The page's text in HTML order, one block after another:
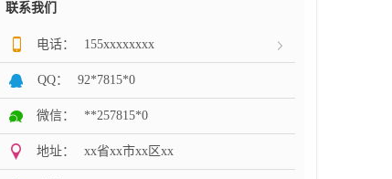
联系我们
电话： 155xxxxxxxx
QQ： 92*7815*0
微信： **257815*0
地址： xx省xx市xx区xx